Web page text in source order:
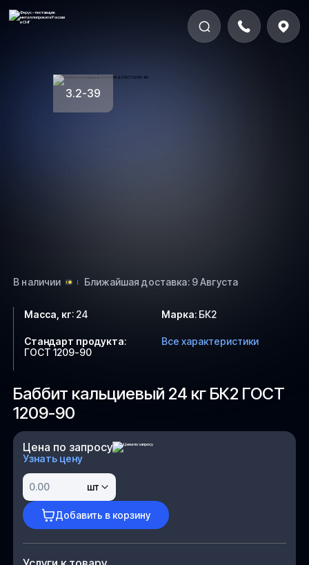
3.2-39
В наличии Ближайшая доставка: 9 Августа
Баббит кальциевый 24 кг БК2 ГОСТ
1209-90
Цена по запросу
Узнать цену
шт
Добавить в корзину
Масса, кг: 24 Марка: БК2
Стандарт продукта:
ГОСТ 1209-90
Все характеристики